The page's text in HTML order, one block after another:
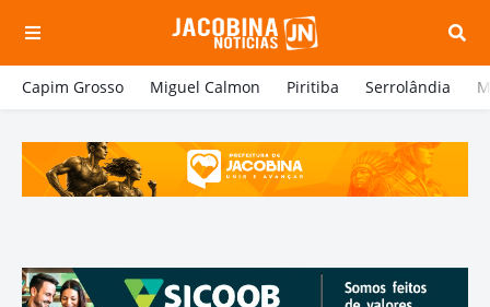
Capim Grosso Miguel Calmon Piritiba Serrolândia